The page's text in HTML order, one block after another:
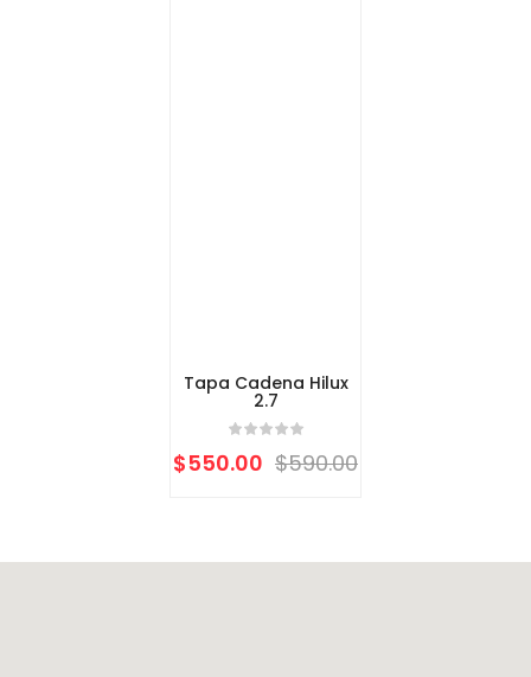
Tapa Cadena Hilux
2.7
$590.00
$550.00